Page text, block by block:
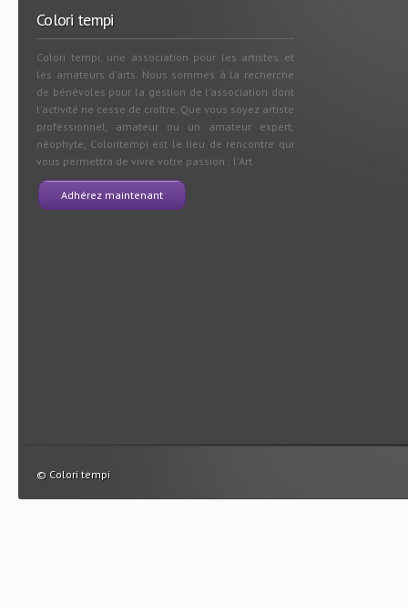
Colori tempi
Colori tempi, une association pour les artistes et
les amateurs d'arts. Nous sommes à la recherche
de bénévoles pour la gestion de l'association dont
l'activité ne cesse de croître. Que vous soyez artiste
professionnel, amateur ou un amateur expert,
néophyte, Coloritempi est le lieu de rencontre qui
vous permettra de vivre votre passion : l'Art.
Adhérez maintenant
© Colori tempi